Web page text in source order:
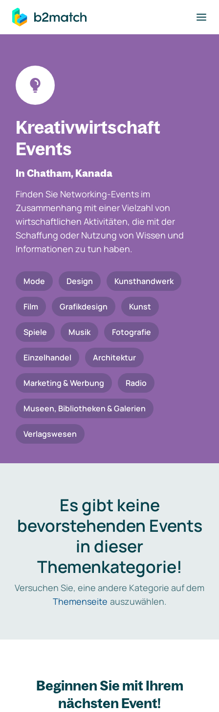
springen
Kreativwirtschaft
Events
In Chatham, Kanada
Finden Sie Networking-Events im
Zusammenhang mit einer Vielzahl von
wirtschaftlichen Aktivitäten, die mit der
Schaffung oder Nutzung von Wissen und
Informationen zu tun haben.
Mode Design Kunsthandwerk
Film Grafikdesign Kunst
Spiele Musik Fotografie
Einzelhandel Architektur
Marketing & Werbung Radio
Museen, Bibliotheken & Galerien
Verlagswesen
Es gibt keine
bevorstehenden Events
in dieser
Themenkategorie!
Versuchen Sie, eine andere Kategorie auf dem
Themenseite auszuwählen.
Beginnen Sie mit Ihrem
nächsten Event!